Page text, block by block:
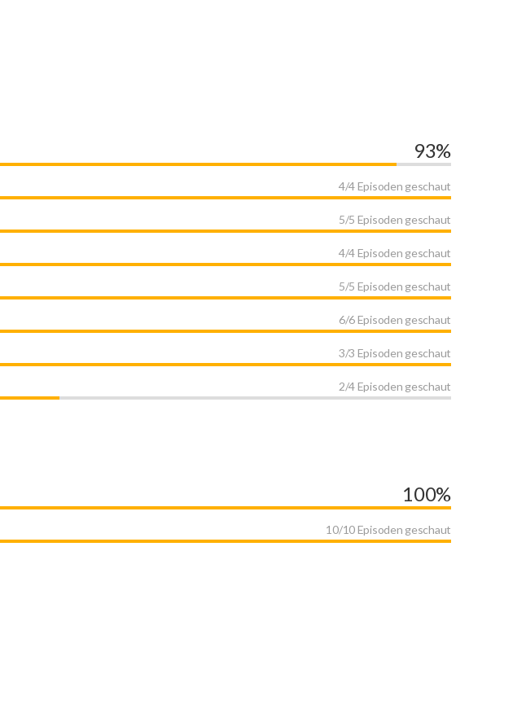
93%
4/4 Episoden geschaut
5/5 Episoden geschaut
4/4 Episoden geschaut
5/5 Episoden geschaut
6/6 Episoden geschaut
3/3 Episoden geschaut
2/4 Episoden geschaut
100%
10/10 Episoden geschaut